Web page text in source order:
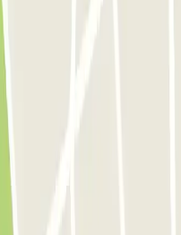
Parking Sócrates
Arabial
P1